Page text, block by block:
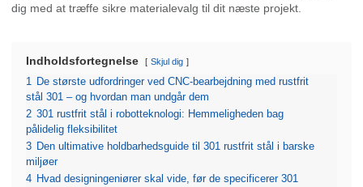
dig med at træffe sikre materialevalg til dit næste projekt.
Indholdsfortegnelse Skjul dig
1
De største udfordringer ved CNC-bearbejdning med rustfrit
stål 301 – og hvordan man undgår dem
2 301 rustfrit stål i robotteknologi: Hemmeligheden bag
pålidelig fleksibilitet
3 Den ultimative holdbarhedsguide til 301 rustfrit stål i barske
miljøer
4 Hvad designingeniører skal vide, før de specificerer 301